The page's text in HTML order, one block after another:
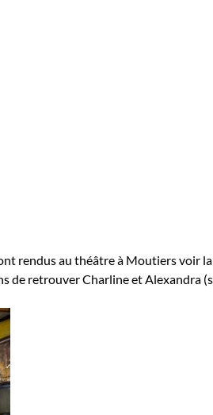
rendus au théâtre à Moutiers voir
de retrouver Charline et Alexandra